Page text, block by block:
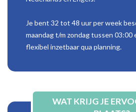
Je bent 32 tot 48 uur per week
maandag t/m zondag tussen 03:00
flexibel inzetbaar qua planning.
WAT KRIJG JE